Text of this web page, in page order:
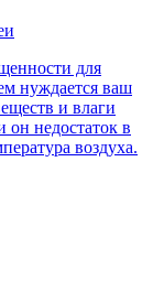
для
нуждается ваш
и влаги
он недостаток в
воздуха.